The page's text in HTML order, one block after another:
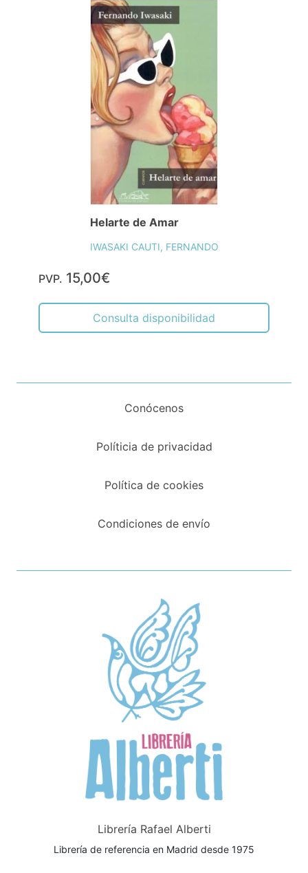
Helarte de Amar
IWASAKI CAUTI, FERNANDO
PVP. 15,00€
Consulta disponibilidad
Conócenos
Políticia de privacidad
Política de cookies
Condiciones de envío
Librería Rafael Alberti
Librería de referencia en Madrid desde 1975